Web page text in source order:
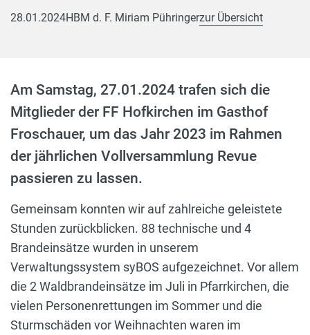
28.01.2024HBM d. F. Miriam Pühringerzur Übersicht
Am Samstag, 27.01.2024 trafen sich die
Mitglieder der FF Hofkirchen im Gasthof
Froschauer, um das Jahr 2023 im Rahmen
der jährlichen Vollversammlung Revue
passieren zu lassen.
Gemeinsam konnten wir auf zahlreiche geleistete
Stunden zurückblicken. 88 technische und 4
Brandeinsätze wurden in unserem
Verwaltungssystem syBOS aufgezeichnet. Vor allem
die 2 Waldbrandeinsätze im Juli in Pfarrkirchen, die
vielen Personenrettungen im Sommer und die
Sturmschäden vor Weihnachten waren im